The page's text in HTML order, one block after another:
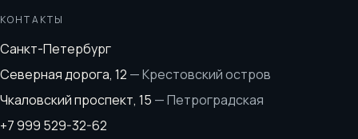
КОНТАКТЫ
Санкт-Петербург
Северная дорога, 12 —Крестовский остров
Чкаловский проспект, 15 —Петроградская
+7 999 529-32-62